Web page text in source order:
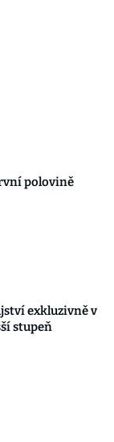
polovině
exkluzivně v
stupeň